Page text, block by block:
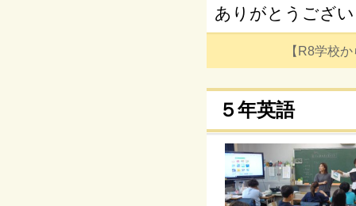
ありがとうござ
【R8学校
５年英語